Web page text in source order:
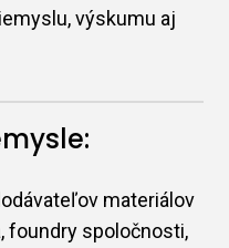
výskumu aj
materiálov
foundry spoločnosti,